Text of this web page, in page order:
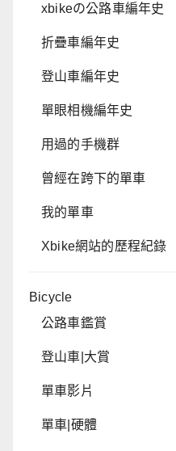
xbikeの公路車編年史
折疊車編年史
登山車編年史
單眼相機編年史
用過的手機群
曾經在跨下的單車
我的單車
Xbike網站的歷程紀錄
Bicycle
公路車鑑賞
登山車|大賞
單車影片
單車|硬體